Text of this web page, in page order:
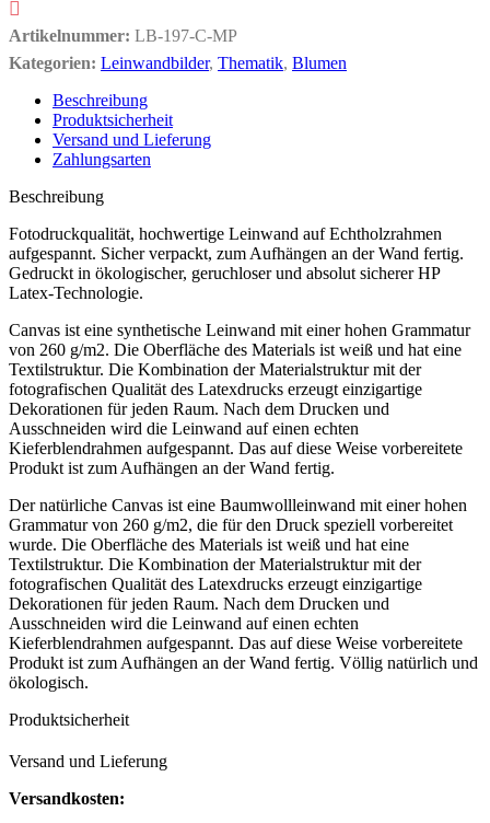
Artikelnummer: LB-197-C-MP
Kategorien: Leinwandbilder, Thematik, Blumen
Beschreibung
Produktsicherheit
Versand und Lieferung
Zahlungsarten
Beschreibung
Fotodruckqualität, hochwertige Leinwand auf Echtholzrahmen
aufgespannt. Sicher verpackt, zum Aufhängen an der Wand fertig.
Gedruckt in ökologischer, geruchloser und absolut sicherer HP
Latex-Technologie.
Canvas ist eine synthetische Leinwand mit einer hohen Grammatur
von 260 g/m2. Die Oberfläche des Materials ist weiß und hat eine
Textilstruktur. Die Kombination der Materialstruktur mit der
fotografischen Qualität des Latexdrucks erzeugt einzigartige
Dekorationen für jeden Raum. Nach dem Drucken und
Ausschneiden wird die Leinwand auf einen echten
Kieferblendrahmen aufgespannt. Das auf diese Weise vorbereitete
Produkt ist zum Aufhängen an der Wand fertig.
Der natürliche Canvas ist eine Baumwollleinwand mit einer hohen
Grammatur von 260 g/m2, die für den Druck speziell vorbereitet
wurde. Die Oberfläche des Materials ist weiß und hat eine
Textilstruktur. Die Kombination der Materialstruktur mit der
fotografischen Qualität des Latexdrucks erzeugt einzigartige
Dekorationen für jeden Raum. Nach dem Drucken und
Ausschneiden wird die Leinwand auf einen echten
Kieferblendrahmen aufgespannt. Das auf diese Weise vorbereitete
Produkt ist zum Aufhängen an der Wand fertig. Völlig natürlich und
ökologisch.
Produktsicherheit
Versand und Lieferung
Versandkosten: